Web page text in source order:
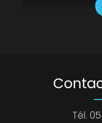
Tél. 05